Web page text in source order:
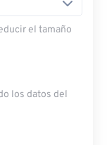
el tamaño
los datos del